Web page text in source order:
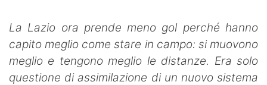
La Lazio ora prende meno gol perché hanno
capito meglio come stare in campo: si muovono
meglio e tengono meglio le distanze. Era solo
questione di assimilazione di un nuovo sistema